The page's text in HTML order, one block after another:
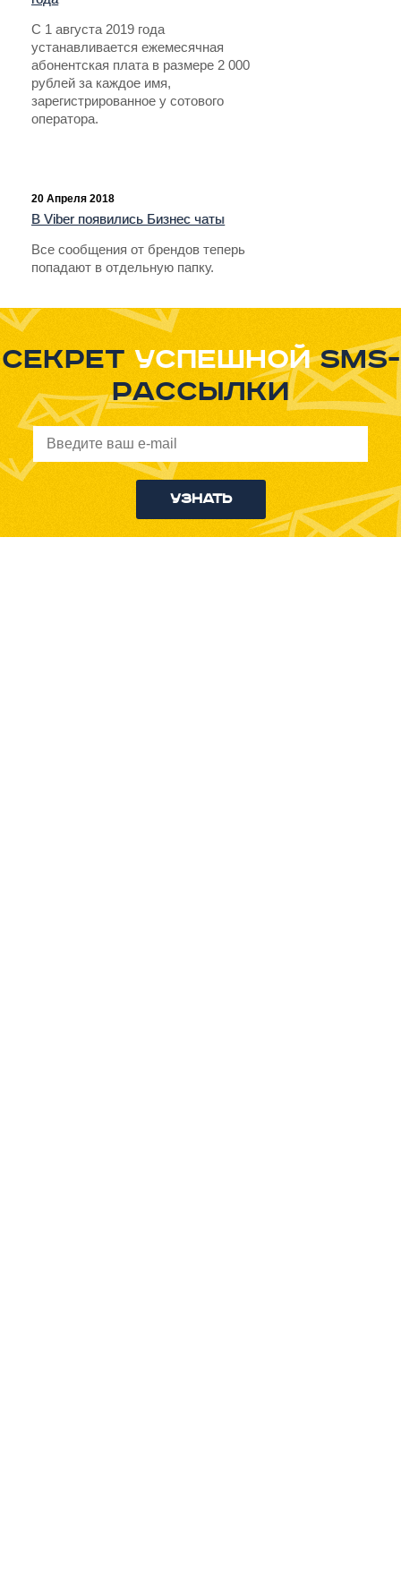
С 1 августа 2019 года
устанавливается ежемесячная
абонентская плата в размере 2 000
рублей за каждое имя,
зарегистрированное у сотового
оператора.
20 Апреля 2018
В Viber появились Бизнес чаты
Все сообщения от брендов теперь
попадают в отдельную папку.
Секрет успешнойsms-
рассылки
Узнать